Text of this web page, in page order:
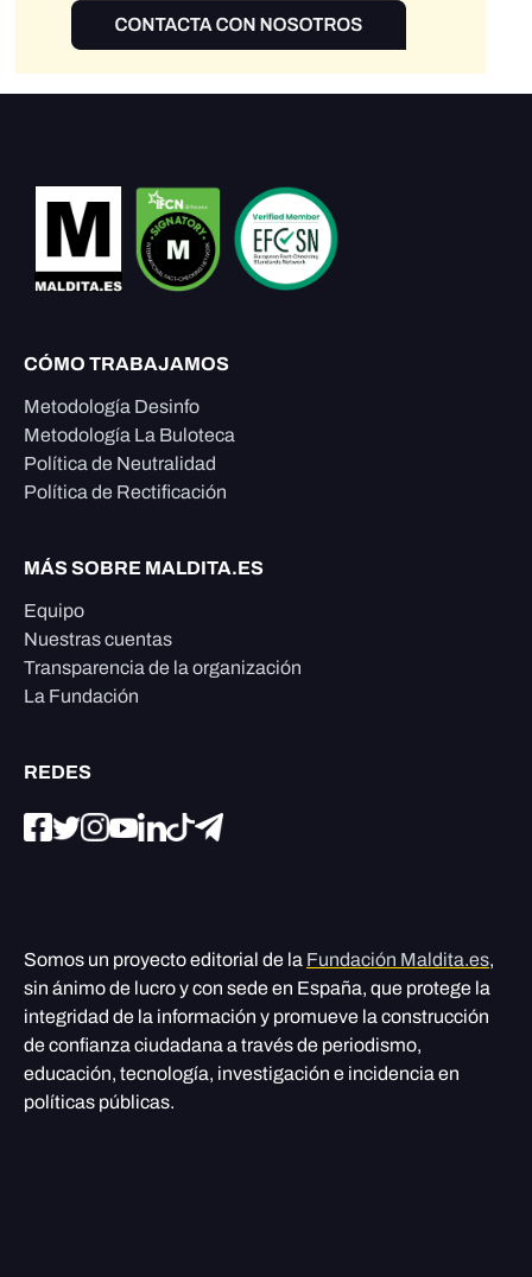
CÓMO TRABAJAMOS
Metodología Desinfo
Metodología La Buloteca
Política de Neutralidad
Política de Rectificación
MÁS SOBRE MALDITA.ES
Equipo
Nuestras cuentas
Transparencia de la organización
La Fundación
REDES
Somos un proyecto editorial de la Fundación Maldita.es,
sin ánimo de lucro y con sede en España, que protege la
integridad de la información y promueve la construcción
de confianza ciudadana a través de periodismo,
educación, tecnología, investigación e incidencia en
políticas públicas.